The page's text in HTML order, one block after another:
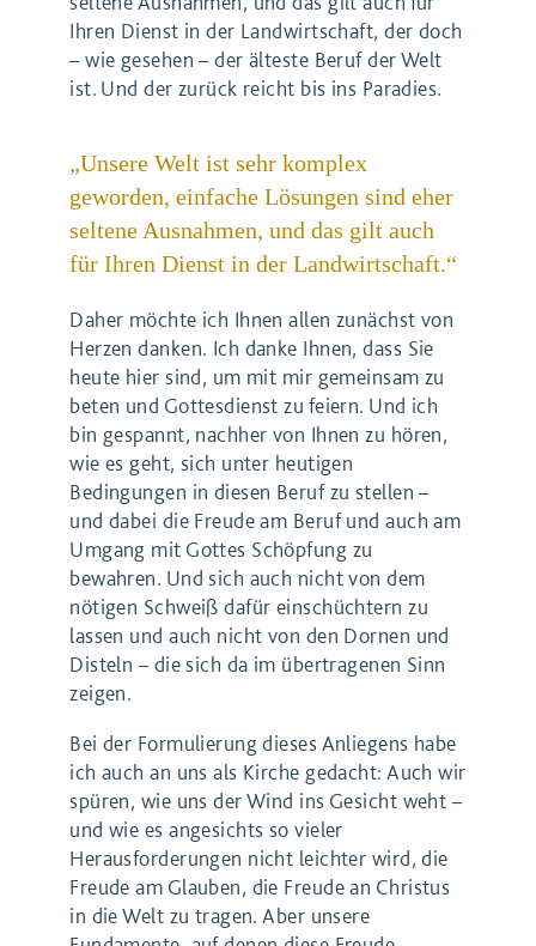
Ihren Dienst in der Landwirtschaft, der doch
– wie gesehen – der älteste Beruf der Welt
ist. Und der zurück reicht bis ins Paradies.
„Unsere Welt ist sehr komplex
geworden, einfache Lösungen sind eher
seltene Ausnahmen, und das gilt auch
für Ihren Dienst in der Landwirtschaft.“
Daher möchte ich Ihnen allen zunächst von
Herzen danken. Ich danke Ihnen, dass Sie
heute hier sind, um mit mir gemeinsam zu
beten und Gottesdienst zu feiern. Und ich
bin gespannt, nachher von Ihnen zu hören,
wie es geht, sich unter heutigen
Bedingungen in diesen Beruf zu stellen –
und dabei die Freude am Beruf und auch am
Umgang mit Gottes Schöpfung zu
bewahren. Und sich auch nicht von dem
nötigen Schweiß dafür einschüchtern zu
lassen und auch nicht von den Dornen und
Disteln – die sich da im übertragenen Sinn
zeigen.
Bei der Formulierung dieses Anliegens habe
ich auch an uns als Kirche gedacht: Auch wir
spüren, wie uns der Wind ins Gesicht weht –
und wie es angesichts so vieler
Herausforderungen nicht leichter wird, die
Freude am Glauben, die Freude an Christus
in die Welt zu tragen. Aber unsere